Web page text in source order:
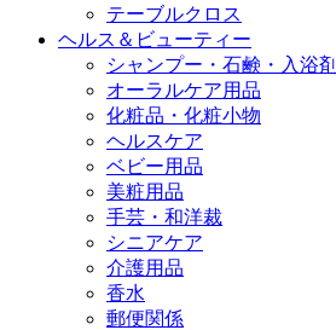
テーブルクロス
ヘルス＆ビューティー
シャンプー・石鹸・入浴剤
オーラルケア用品
化粧品・化粧小物
ヘルスケア
ベビー用品
美粧用品
手芸・和洋裁
シニアケア
介護用品
香水
郵便関係